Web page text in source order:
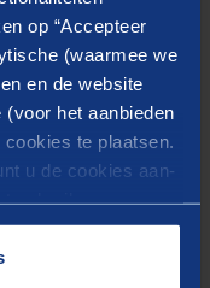
op “Accepteer
(waarmee we
en de website
het aanbieden
te plaatsen.
u de cookies aan-
TIAS Business
van
zich
maat, mede
onderzoek.